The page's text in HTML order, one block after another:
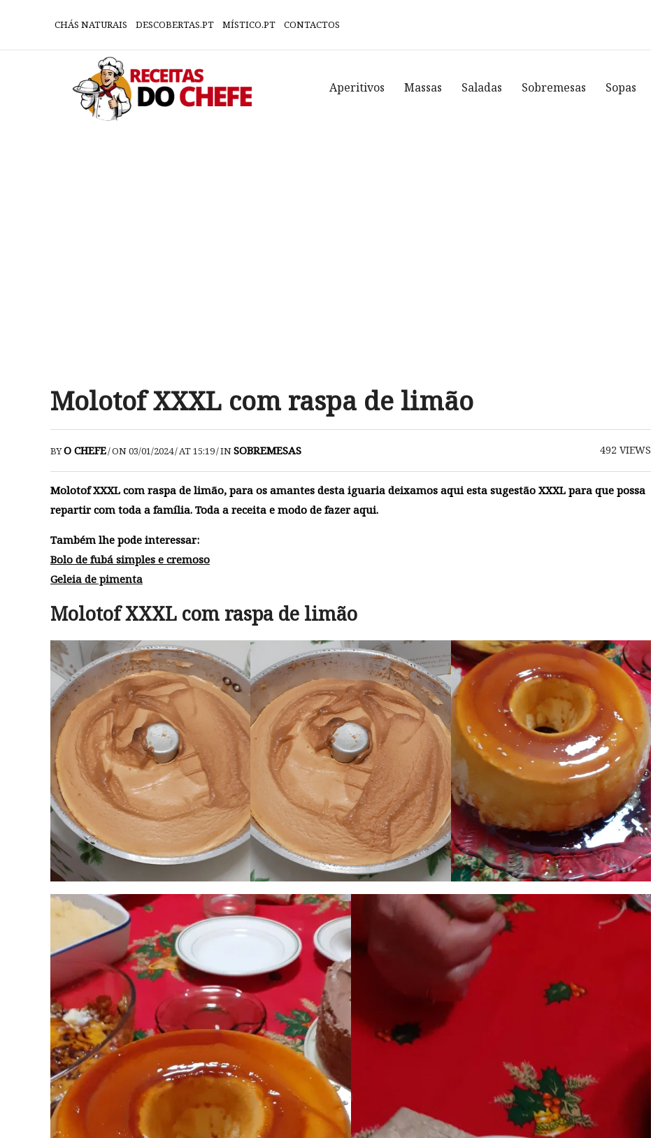
CHÁS NATURAIS DESCOBERTAS.PT MÍSTICO.PT CONTACTOS
Aperitivos Massas Saladas Sobremesas Sopas
Molotof XXXL com raspa de limão
BYO CHEFE/ON 03/01/2024/AT 15:19/INSOBREMESAS 492VIEWS
Molotof XXXL com raspa de limão, para os amantes desta iguaria deixamos aqui esta sugestão XXXL para que possa
repartir com toda a família. Toda a receita e modo de fazer aqui.
Também lhe pode interessar:
Bolo de fubá simples e cremoso
Geleia de pimenta
Molotof XXXL com raspa de limão